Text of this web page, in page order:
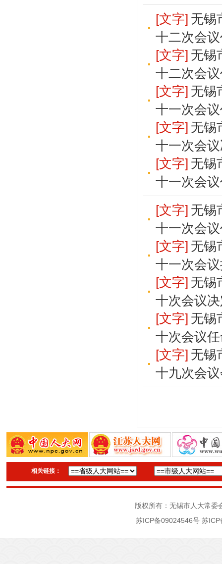
[文字] 无锡
十二次会
[文字] 无锡
十二次会
[文字] 无锡
十一次会
[文字] 无锡
十一次会
[文字] 无锡
十一次会
[文字] 无锡
十一次会
[文字] 无锡
十一次会
[文字] 无锡
十次会议
[文字] 无锡
十次会议
[文字] 无锡
十九次会
相关链接：
版权所有：无锡市人大常
苏ICP备09024546号 苏ICP